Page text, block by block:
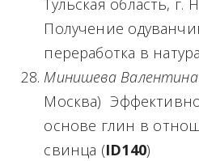
Тульская область, г.
Получение
переработка в
Минишева
Москва)
основе глин в
свинца (ID140)